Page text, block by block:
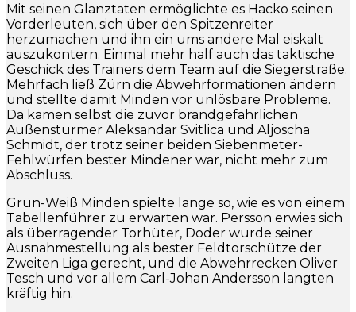
Mit seinen Glanztaten ermöglichte es Hacko seinen
Vorderleuten, sich über den Spitzenreiter
herzumachen und ihn ein ums andere Mal eiskalt
auszukontern. Einmal mehr half auch das taktische
Geschick des Trainers dem Team auf die Siegerstraße.
Mehrfach ließ Zürn die Abwehrformationen ändern
und stellte damit Minden vor unlösbare Probleme.
Da kamen selbst die zuvor brandgefährlichen
Außenstürmer Aleksandar Svitlica und Aljoscha
Schmidt, der trotz seiner beiden Siebenmeter-
Fehlwürfen bester Mindener war, nicht mehr zum
Abschluss.
Grün-Weiß Minden spielte lange so, wie es von einem
Tabellenführer zu erwarten war. Persson erwies sich
als überragender Torhüter, Doder wurde seiner
Ausnahmestellung als bester Feldtorschütze der
Zweiten Liga gerecht, und die Abwehrrecken Oliver
Tesch und vor allem Carl-Johan Andersson langten
kräftig hin.